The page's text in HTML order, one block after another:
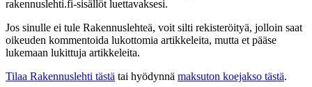
rakennuslehti.fi-sisällöt luettavaksesi.
Jos sinulle ei tule Rakennuslehteä, voit silti rekisteröityä, jolloin saat
oikeuden kommentoida lukottomia artikkeleita, mutta et pääse
lukemaan lukittuja artikkeleita.
Tilaa Rakennuslehti tästä tai hyödynnä maksuton koejakso tästä.